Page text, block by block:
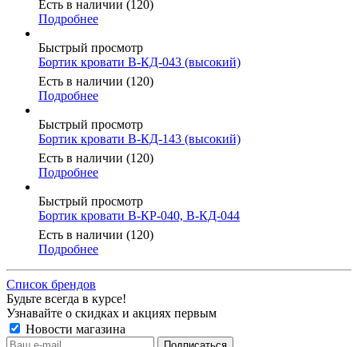
Есть в наличии (120)
Подробнее
Быстрый просмотр
Бортик кровати В-КД-043 (высокий)
Есть в наличии (120)
Подробнее
Быстрый просмотр
Бортик кровати В-КД-143 (высокий)
Есть в наличии (120)
Подробнее
Быстрый просмотр
Бортик кровати В-КР-040, В-КД-044
Есть в наличии (120)
Подробнее
Список брендов
Будьте всегда в курсе!
Узнавайте о скидках и акциях первым
Новости магазина